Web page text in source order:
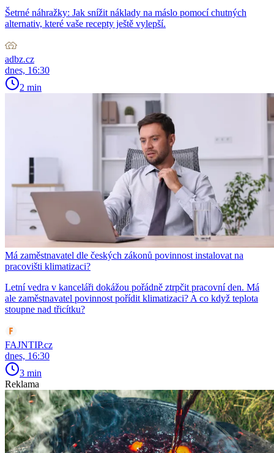
Šetrné náhražky: Jak snížit náklady na máslo pomocí chutných
alternativ, které vaše recepty ještě vylepší.
adbz.cz
dnes, 16:30
2 min
Má zaměstnavatel dle českých zákonů povinnost instalovat na
pracovišti klimatizaci?
Letní vedra v kanceláři dokážou pořádně ztrpčit pracovní den. Má
ale zaměstnavatel povinnost pořídit klimatizaci? A co když teplota
stoupne nad třicítku?
FAJNTIP.cz
dnes, 16:30
3 min
Reklama